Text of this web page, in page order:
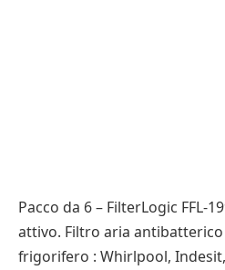
Pacco da 6 – FilterLogic FFL-
attivo. Filtro aria
frigorifero : Whirlpool, Indesit,